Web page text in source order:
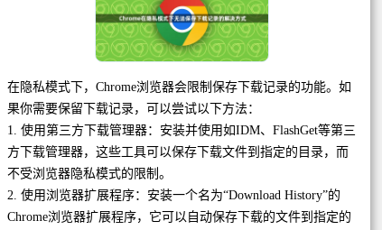
在隐私模式下，Chrome浏览器会限制保存下载记录的功能。如
果你需要保留下载记录，可以尝试以下方法：
1. 使用第三方下载管理器：安装并使用如IDM、FlashGet等第三
方下载管理器，这些工具可以保存下载文件到指定的目录，而
不受浏览器隐私模式的限制。
2. 使用浏览器扩展程序：安装一个名为“Download History”的
Chrome浏览器扩展程序，它可以自动保存下载的文件到指定的